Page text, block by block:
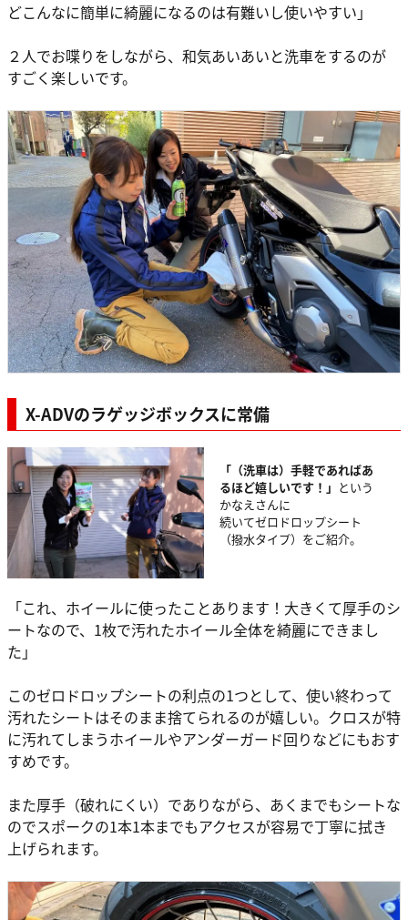
どこんなに簡単に綺麗になるのは有難いし使いやすい」
２人でお喋りをしながら、和気あいあいと洗車をするのが
すごく楽しいです。
X-ADVのラゲッジボックスに常備
「（洗車は）手軽であればあ
るほど嬉しいです！」 という
かなえさんに
続いてゼロドロップシート
（撥水タイプ）をご紹介。
「これ、ホイールに使ったことあります！大きくて厚手のシ
ートなので、1枚で汚れたホイール全体を綺麗にできまし
た」
このゼロドロップシートの利点の1つとして、使い終わって
汚れたシートはそのまま捨てられるのが嬉しい。クロスが特
に汚れてしまうホイールやアンダーガード回りなどにもおす
すめです。
また厚手（破れにくい）でありながら、あくまでもシートな
のでスポークの1本1本までもアクセスが容易で丁寧に拭き
上げられます。